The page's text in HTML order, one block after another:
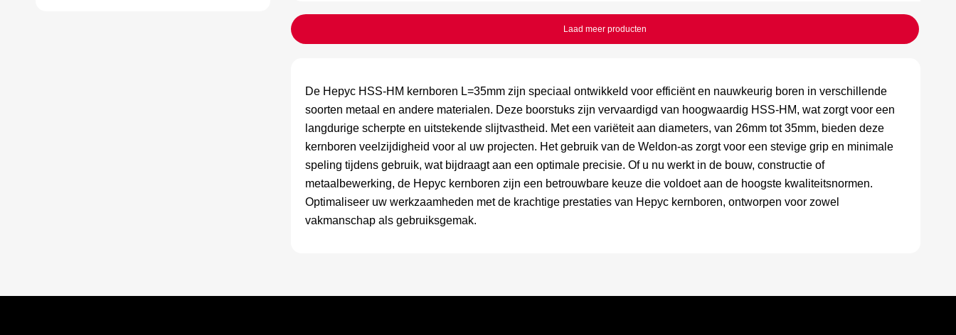
De Hepyc HSS-HM kernboren L=35mm zijn speciaal ontwikkeld voor efficiënt en nauwkeurig boren in verschillende
soorten metaal en andere materialen. Deze boorstuks zijn vervaardigd van hoogwaardig HSS-HM, wat zorgt voor een
langdurige scherpte en uitstekende slijtvastheid. Met een variëteit aan diameters, van 26mm tot 35mm, bieden deze
kernboren veelzijdigheid voor al uw projecten. Het gebruik van de Weldon-as zorgt voor een stevige grip en minimale
speling tijdens gebruik, wat bijdraagt aan een optimale precisie. Of u nu werkt in de bouw, constructie of
metaalbewerking, de Hepyc kernboren zijn een betrouwbare keuze die voldoet aan de hoogste kwaliteitsnormen.
Optimaliseer uw werkzaamheden met de krachtige prestaties van Hepyc kernboren, ontworpen voor zowel
vakmanschap als gebruiksgemak.
Laad meer producten